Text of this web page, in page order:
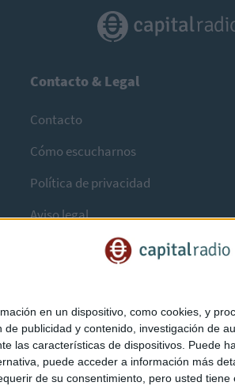
en un dispositivo, como cookies, y
publicidad y contenido, investigación de
las características de dispositivos.
puede acceder a información más
de su consentimiento, pero usted
Contacto & Legal
Contacto
Cómo escucharnos
Política de privacidad
Aviso legal